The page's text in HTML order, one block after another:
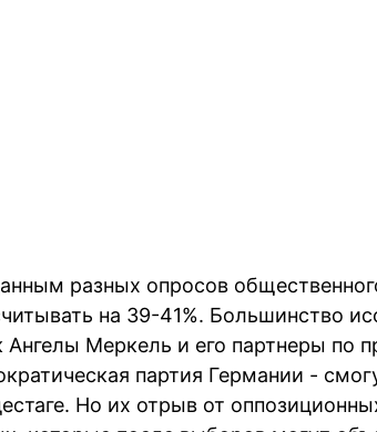
разных опросов
на 39-41%. Большинство
Ангелы Меркель и его партнеры по
партия Германии -
Но их отрыв от